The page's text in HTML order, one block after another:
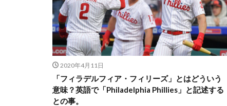
2020年4月11日
「フィラデルフィア・フィリーズ」とはどういう
意味？英語で「Philadelphia Phillies」と記述する
との事。